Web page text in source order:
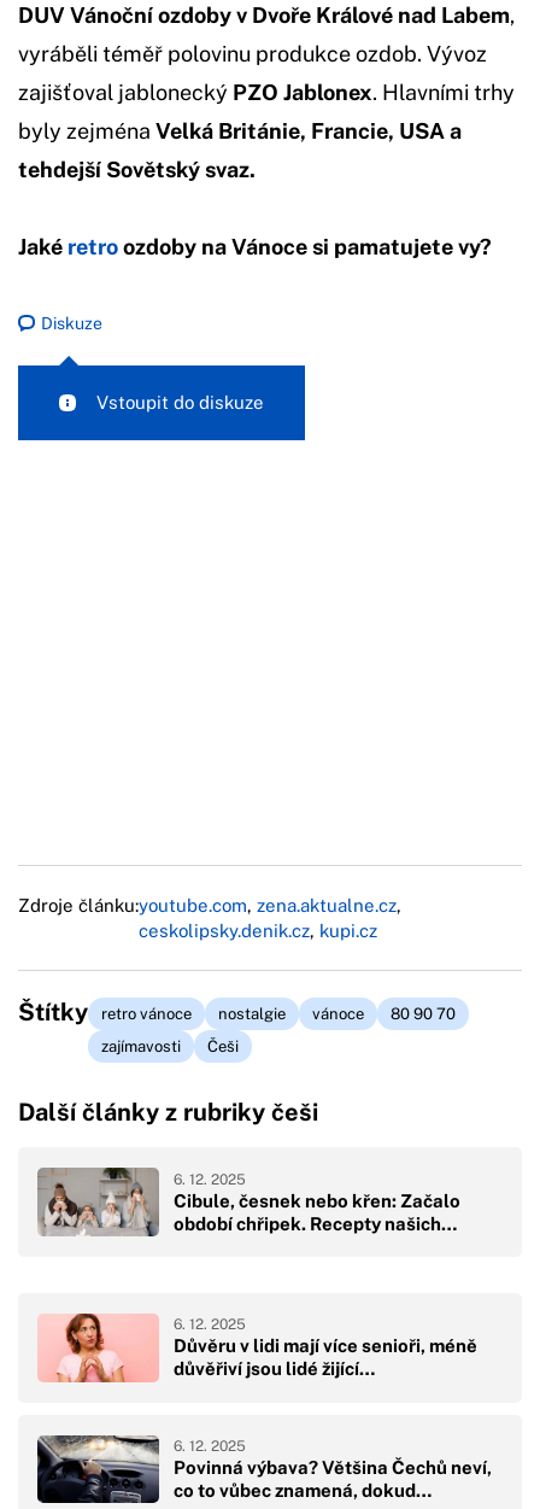
DUV Vánoční ozdoby v Dvoře Králové nad Labem,
vyráběli téměř polovinu produkce ozdob. Vývoz
zajišťoval jablonecký PZO Jablonex. Hlavními trhy
byly zejména Velká Británie, Francie, USA a
tehdejší Sovětský svaz.
Jaké retroozdoby na Vánoce si pamatujete vy?
Diskuze
Vstoupit do diskuze
Zdroje článku:youtube.com, zena.aktualne.cz,
ceskolipsky.denik.cz, kupi.cz
Štítky retro vánoce nostalgie vánoce
80 90 70
zajímavosti
Češi
Další články z rubriky češi
Cibule, česnek nebo křen: Začalo
období chřipek. Recepty našich…
6. 12. 2025
Důvěru v lidi mají více senioři, méně
důvěřiví jsou lidé žijící…
6. 12. 2025
Povinná výbava? Většina Čechů neví,
co to vůbec znamená, dokud…
6. 12. 2025